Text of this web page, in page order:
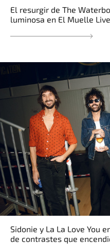
El resurgir de The
luminosa en El Muelle Live
Sidonie y La La Love You
de contrastes que